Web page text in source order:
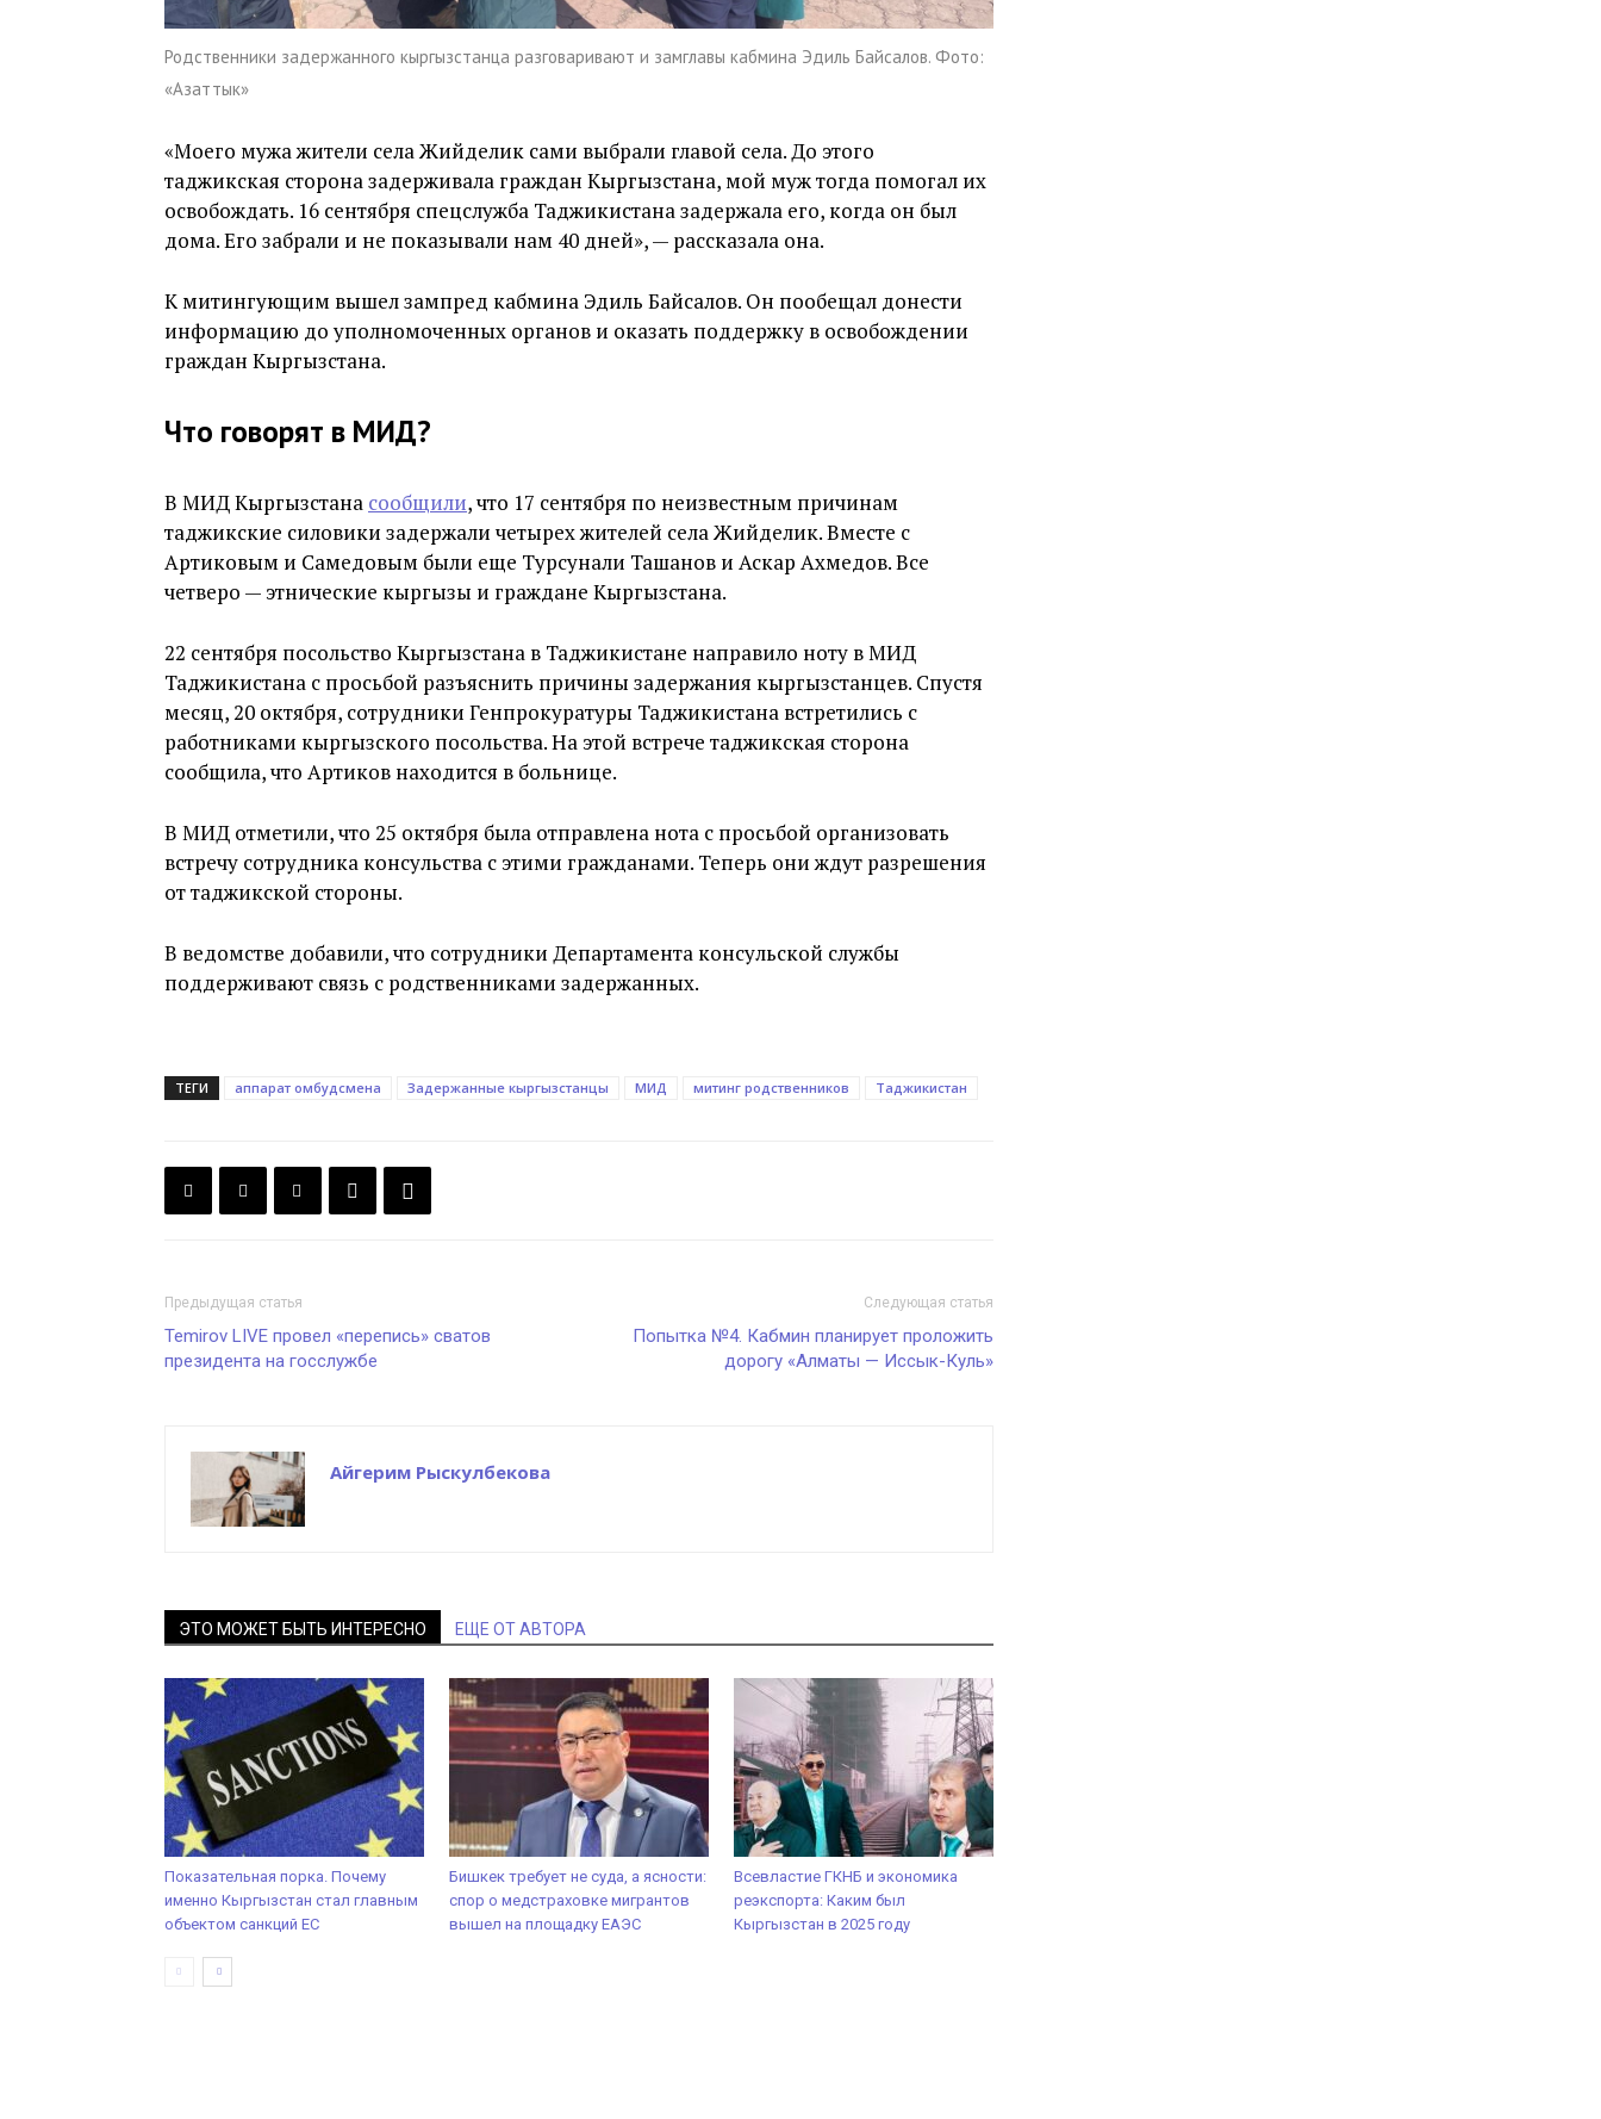
Родственники задержанного кыргызстанца разговаривают и замглавы кабмина Эдиль Байсалов. Фото:
«Азаттык»
«Моего мужа жители села Жийделик сами выбрали главой села. До этого
таджикская сторона задерживала граждан Кыргызстана, мой муж тогда помогал их
освобождать. 16 сентября спецслужба Таджикистана задержала его, когда он был
дома. Его забрали и не показывали нам 40 дней», — рассказала она.
К митингующим вышел зампред кабмина Эдиль Байсалов. Он пообещал донести
информацию до уполномоченных органов и оказать поддержку в освобождении
граждан Кыргызстана.
Что говорят в МИД?
В МИД Кыргызстана сообщили, что 17 сентября по неизвестным причинам
таджикские силовики задержали четырех жителей села Жийделик. Вместе с
Артиковым и Самедовым были еще Турсунали Ташанов и Аскар Ахмедов. Все
четверо — этнические кыргызы и граждане Кыргызстана.
22 сентября посольство Кыргызстана в Таджикистане направило ноту в МИД
Таджикистана с просьбой разъяснить причины задержания кыргызстанцев. Спустя
месяц, 20 октября, сотрудники Генпрокуратуры Таджикистана встретились с
работниками кыргызского посольства. На этой встрече таджикская сторона
сообщила, что Артиков находится в больнице.
В МИД отметили, что 25 октября была отправлена нота с просьбой организовать
встречу сотрудника консульства с этими гражданами. Теперь они ждут разрешения
от таджикской стороны.
В ведомстве добавили, что сотрудники Департамента консульской службы
поддерживают связь с родственниками задержанных.
ТЕГИ аппарат омбудсмена Задержанные кыргызстанцы МИД митинг родственников Таджикистан
Предыдущая статья
Temirov LIVE провел «перепись» сватов
президента на госслужбе
Следующая статья
Попытка №4. Кабмин планирует проложить
дорогу «Алматы — Иссык-Куль»
Айгерим Рыскулбекова
ЭТО МОЖЕТ БЫТЬ ИНТЕРЕСНО ЕЩЕ ОТ АВТОРА
Показательная порка. Почему
именно Кыргызстан стал главным
объектом санкций ЕС
Бишкек требует не суда, а ясности:
спор о медстраховке мигрантов
вышел на площадку ЕАЭС
Всевластие ГКНБ и экономика
реэкспорта: Каким был
Кыргызстан в 2025 году